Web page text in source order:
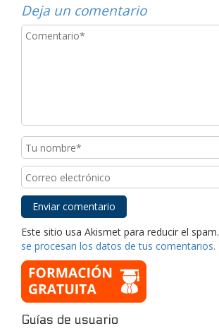
Deja un comentario
Este sitio usa Akismet para reducir el spam.
se procesan los datos de tus comentarios.
Guías de usuario